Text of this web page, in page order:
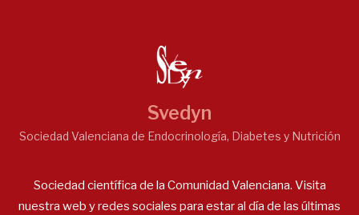
Svedyn
Sociedad Valenciana de Endocrinología, Diabetes y Nutrición
Sociedad científica de la Comunidad Valenciana. Visita
nuestra web y redes sociales para estar al día de las últimas